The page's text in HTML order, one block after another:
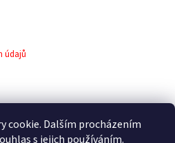
cookie. Dalším procházením
s jejich používáním.
údajů